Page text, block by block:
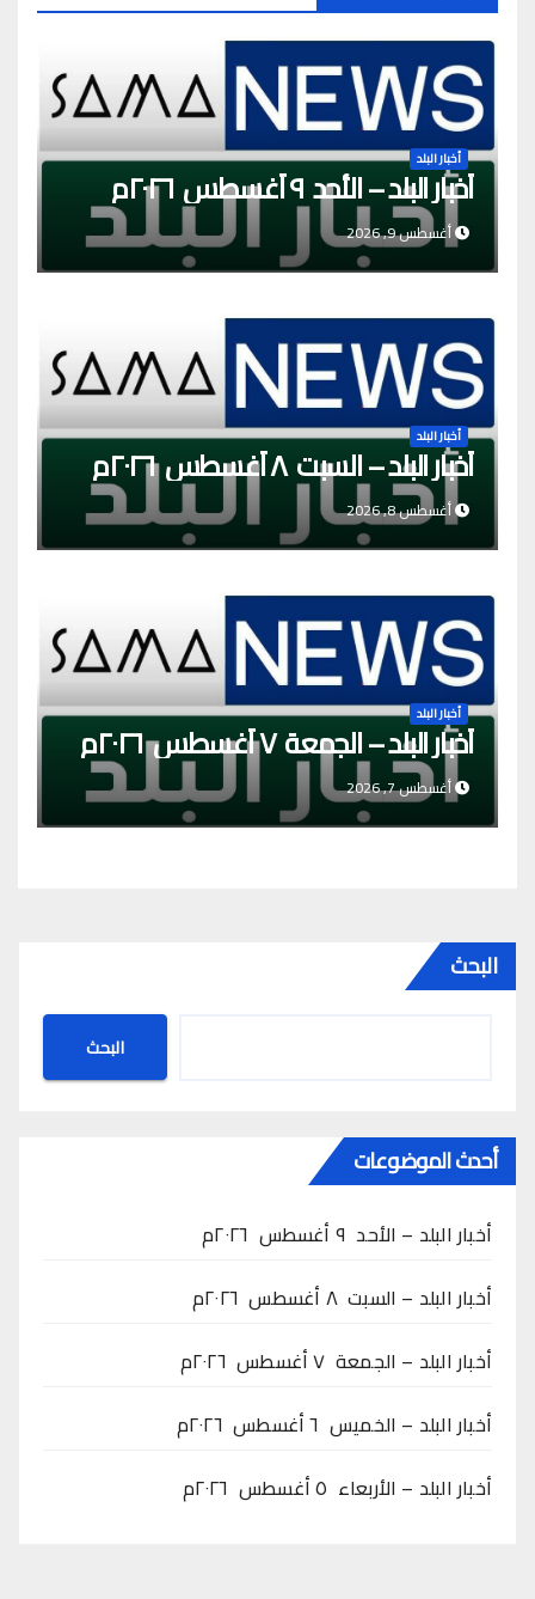
أخبار البلد
أخبار البلد – الأحد ٩ أغسطس ٢٠٢٦م
أغسطس 9, 2026
أخبار البلد
أخبار البلد – السبت ٨ أغسطس ٢٠٢٦م
أغسطس 8, 2026
أخبار البلد
أخبار البلد – الجمعة ٧ أغسطس ٢٠٢٦م
أغسطس 7, 2026
البحث
البحث
أحدث الموضوعات
أخبار البلد – الأحد ٩ أغسطس ٢٠٢٦م
أخبار البلد – السبت ٨ أغسطس ٢٠٢٦م
أخبار البلد – الجمعة ٧ أغسطس ٢٠٢٦م
أخبار البلد – الخميس ٦ أغسطس ٢٠٢٦م
أخبار البلد – الأربعاء ٥ أغسطس ٢٠٢٦م